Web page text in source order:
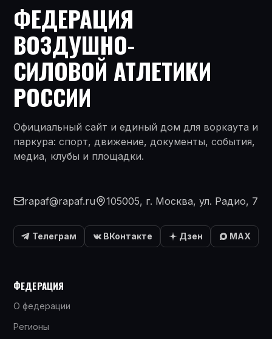
ФЕДЕРАЦИЯ
ВОЗДУШНО-
СИЛОВОЙ АТЛЕТИКИ
РОССИИ
Официальный сайт и единый дом для воркаута и
паркура: спорт, движение, документы, события,
медиа, клубы и площадки.
rapaf@rapaf.ru 105005, г. Москва, ул. Радио, 7
Телеграм ВКонтакте Дзен MAX
ФЕДЕРАЦИЯ
О федерации
Регионы